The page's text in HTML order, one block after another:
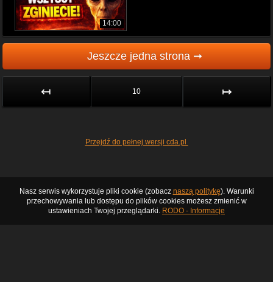
14:00
Jeszcze jedna strona ➞
↤ 10 ↦
Przejdź do pełnej wersji cda.pl
Nasz serwis wykorzystuje pliki cookie (zobacz naszą politykę). Warunki
przechowywania lub dostępu do plików cookies możesz zmienić w
ustawieniach Twojej przeglądarki. RODO - Informacje